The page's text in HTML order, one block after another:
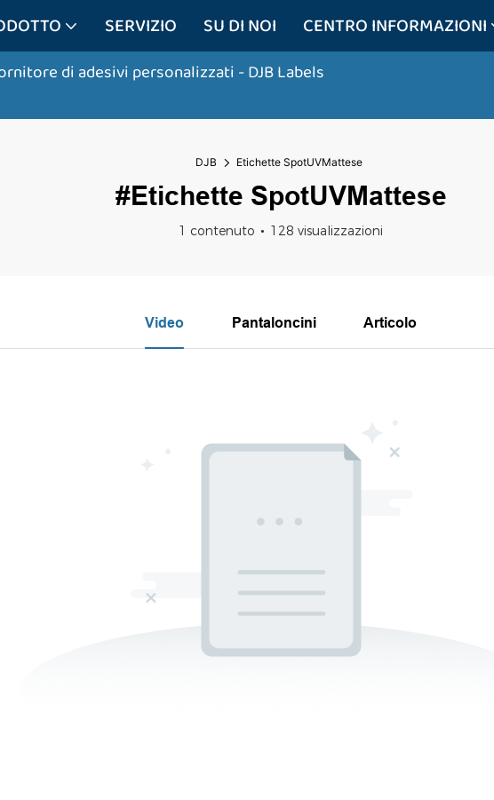
SERVIZIO SU DI NOI CENTRO INFORMAZIONI
di adesivi personalizzati - DJB Labels
DJB Etichette SpotUVMattese
#Etichette SpotUVMattese
1 contenuto 128 visualizzazioni
Video Pantaloncini Articolo